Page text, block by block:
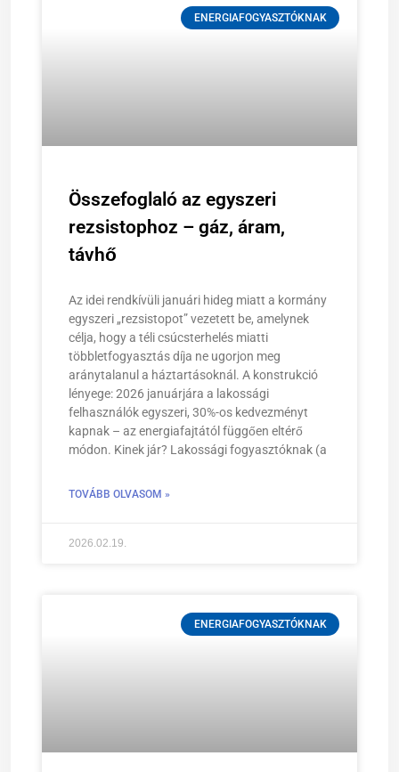
ENERGIAFOGYASZTÓKNAK
Összefoglaló az egyszeri
rezsistophoz – gáz, áram,
távhő
Az idei rendkívüli januári hideg miatt a kormány
egyszeri „rezsistopot” vezetett be, amelynek
célja, hogy a téli csúcsterhelés miatti
többletfogyasztás díja ne ugorjon meg
aránytalanul a háztartásoknál. A konstrukció
lényege: 2026 januárjára a lakossági
felhasználók egyszeri, 30%-os kedvezményt
kapnak – az energiafajtától függően eltérő
módon. Kinek jár? Lakossági fogyasztóknak (a
TOVÁBB OLVASOM »
2026.02.19.
ENERGIAFOGYASZTÓKNAK